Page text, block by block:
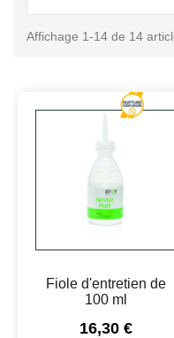
Affichage 1-14 de 14
Fiole d'entretien de
100 ml
Prix
16,30 €